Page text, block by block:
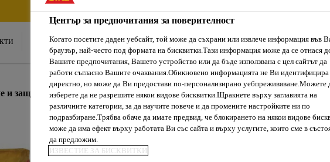
Документи & Ресурси Услуги и Обучения За нас Сика Каталог
и защита Продукти за замонолитване и изравняване SikaGrout®-312
SikaGrout®-312
Център за предпочитания за поверителност
Когато посетите даден уебсайт, той може да съхрани или извлече информация във
браузър, най-често под формата на бисквитки.Тази информация може да се отнася
Вашите предпочитания, Вашето устройство или да бъде използвана с цел сайтът да
работи съгласно Вашите очаквания.Обикновено информацията не Ви идентифицира
директно, но може да Ви предостави по-персонализирано уебпреживяване.Можете
изберете да не разрешите някои видове бисквитки.Щракнете върху заглавията на
различните категории, за да научите повече и да промените настройките ни по
подразбиране.Трябва обаче да имате предвид, че блокирането на някои видове
може да има ефект върху работата Ви със сайта и върху услугите, които сме в
да предложим.
ИЗВЕСТИЕ ЗА БИСКВИТКИ